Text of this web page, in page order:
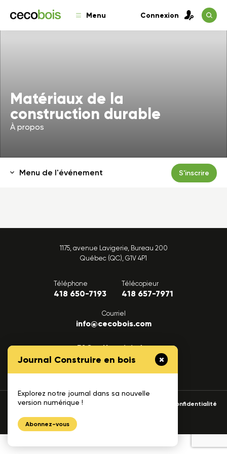
Menu Connexion
Journal Construire en bois
Explorez notre journal dans sa nouvelle
version numérique !
Abonnez-vous
Matériaux de la
construction durable
À propos
Menu de l'événement S'inscrire
1175, avenue Lavigerie, Bureau 200
Québec (QC), G1V 4P1
Téléphone
418 650-7193
Télécopieur
418 657-7971
Courriel
info@cecobois.com
FAQ Nous joindre
© 2026 cecobois Politique de confidentialité